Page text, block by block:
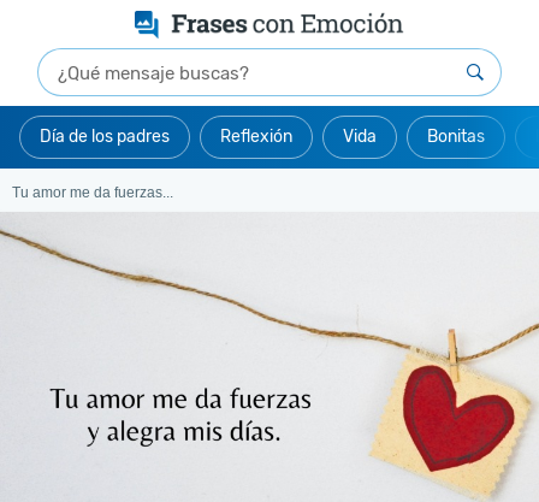
Día de los padres Reflexión Vida Bonitas
Tu amor me da fuerzas...